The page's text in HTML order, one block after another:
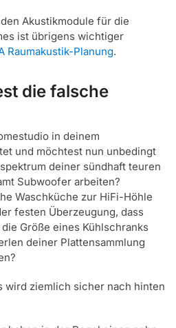
Akustikmodule für die
ist übrigens wichtiger
Raumakustik-Planung.
die falsche
in deinem
und möchtest nun unbedingt
deiner sündhaft teuren
Subwoofer arbeiten?
Waschküche zur HiFi-Höhle
festen Überzeugung, dass
Größe eines Kühlschranks
deiner Plattensammlung
wird ziemlich sicher nach hinten